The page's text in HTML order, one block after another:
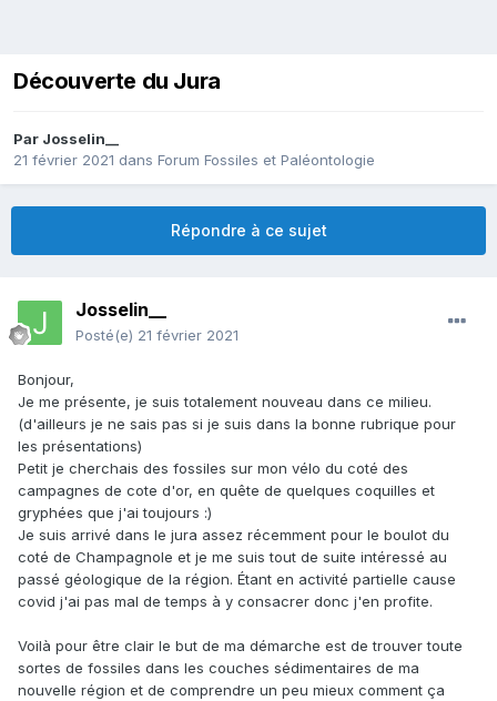
Découverte du Jura
Par Josselin__
21 février 2021 dans Forum Fossiles et Paléontologie
Répondre à ce sujet
Josselin__
Posté(e) 21 février 2021
Bonjour,
Je me présente, je suis totalement nouveau dans ce milieu.
(d'ailleurs je ne sais pas si je suis dans la bonne rubrique pour
les présentations)
Petit je cherchais des fossiles sur mon vélo du coté des
campagnes de cote d'or, en quête de quelques coquilles et
gryphées que j'ai toujours :)
Je suis arrivé dans le jura assez récemment pour le boulot du
coté de Champagnole et je me suis tout de suite intéressé au
passé géologique de la région. Étant en activité partielle cause
covid j'ai pas mal de temps à y consacrer donc j'en profite.
Voilà pour être clair le but de ma démarche est de trouver toute
sortes de fossiles dans les couches sédimentaires de ma
nouvelle région et de comprendre un peu mieux comment ça